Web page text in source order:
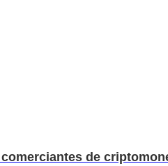
de